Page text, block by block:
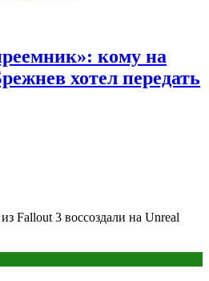
кому на
хотел передать
Fallout 3 воссоздали на Unreal